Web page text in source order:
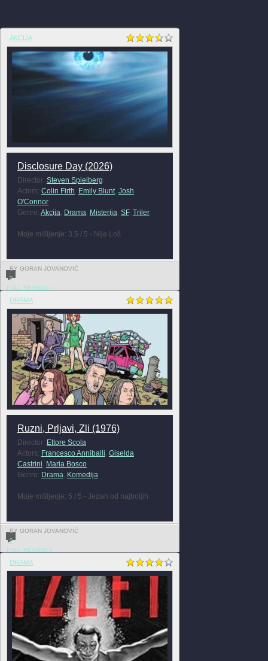
AKCIJA
Disclosure Day (2026)
Director: Steven Spielberg
Actors: Colin Firth, Emily Blunt, Josh
O'Connor
Genre: Akcija, Drama, Misterija, SF, Triler
Moje mišljenje: 3.5 / 5 - Nije Loš
BY GORAN JOVANOVIĆ
0
FULL REVIEW »
DRAMA
Ruzni, Prljavi, Zli (1976)
Director: Ettore Scola
Actors: Francesco Anniballi, Giselda
Castrini, Maria Bosco
Genre: Drama, Komedija
Moje mišljenje: 5 / 5 - Jedan od najboljih
BY GORAN JOVANOVIĆ
0
FULL REVIEW »
DRAMA